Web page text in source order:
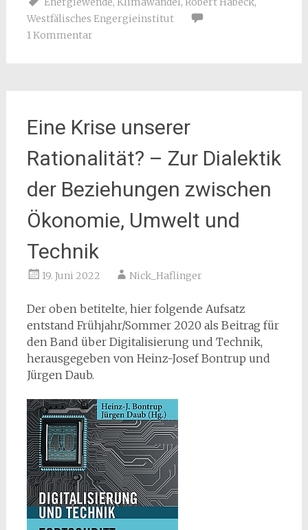
Westfälisches Engergieinstitut
1 Kommentar
Eine Krise unserer
Rationalität? – Zur Dialektik
der Beziehungen zwischen
Ökonomie, Umwelt und
Technik
19. Juni 2022 Nick_Haflinger
Der oben betitelte, hier folgende Aufsatz
entstand Frühjahr/Sommer 2020 als Beitrag für
den Band über Digitalisierung und Technik,
herausgegeben von Heinz-Josef Bontrup und
Jürgen Daub.